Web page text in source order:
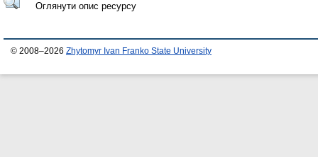
Оглянути опис ресурсу
© 2008–2026 Zhytomyr Ivan Franko State University